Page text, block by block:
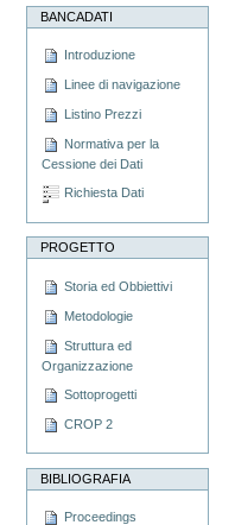
BANCADATI
Introduzione
Linee di navigazione
Listino Prezzi
Normativa per la
Cessione dei Dati
Richiesta Dati
PROGETTO
Storia ed Obbiettivi
Metodologie
Struttura ed
Organizzazione
Sottoprogetti
CROP 2
BIBLIOGRAFIA
Proceedings